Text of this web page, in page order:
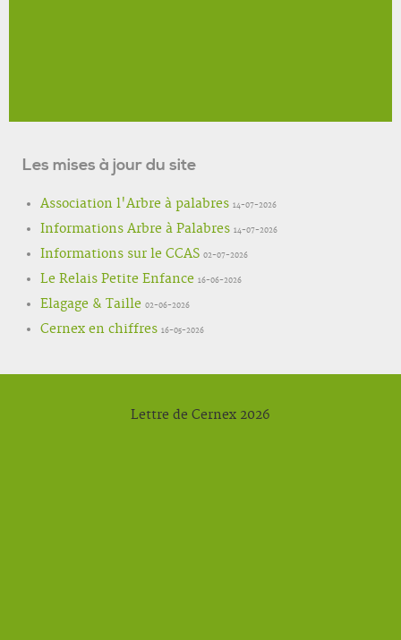
Les mises à jour du site
Association l'Arbre à palabres 14-07-2026
Informations Arbre à Palabres 14-07-2026
Informations sur le CCAS 02-07-2026
Le Relais Petite Enfance 16-06-2026
Elagage & Taille 02-06-2026
Cernex en chiffres 16-05-2026
Lettre de Cernex 2026